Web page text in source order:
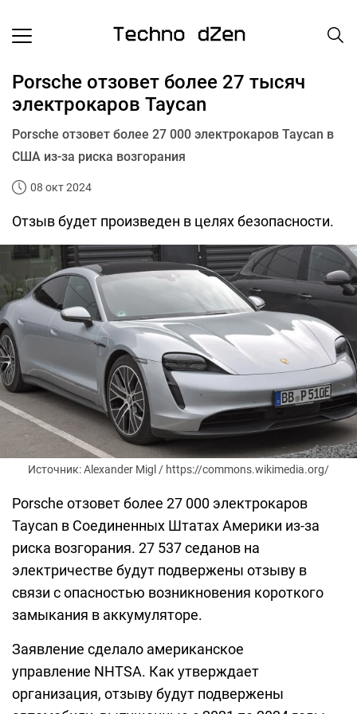
Porsche отзовет более 27 тысяч
электрокаров Taycan
Porsche отзовет более 27 000 электрокаров Taycan в
США из-за риска возгорания
08 окт 2024
Отзыв будет произведен в целях безопасности.
Источник: Alexander Migl / https://commons.wikimedia.org/
Porsche отзовет более 27 000 электрокаров
Taycan в Соединенных Штатах Америки из-за
риска возгорания. 27 537 седанов на
электричестве будут подвержены отзыву в
связи с опасностью возникновения короткого
замыкания в аккумуляторе.
Заявление сделало американское
управление NHTSA. Как утверждает
организация, отзыву будут подвержены